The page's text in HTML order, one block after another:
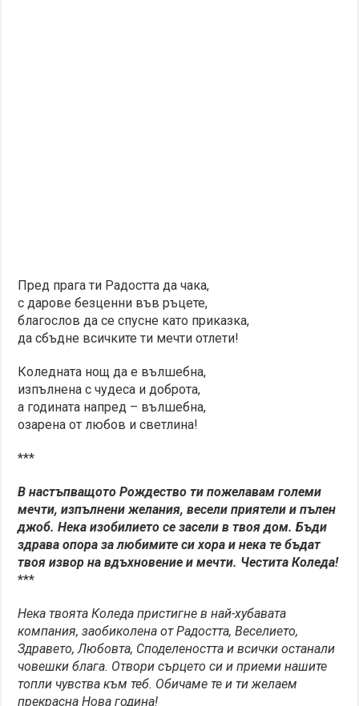
Пред прага ти Радостта да чака,
с дарове безценни във ръцете,
благослов да се спусне като приказка,
да сбъдне всичките ти мечти отлети!
Коледната нощ да е вълшебна,
изпълнена с чудеса и доброта,
а годината напред – вълшебна,
озарена от любов и светлина!
***
В настъпващото Рождество ти пожелавам големи
мечти, изпълнени желания, весели приятели и пълен
джоб. Нека изобилието се засели в твоя дом. Бъди
здрава опора за любимите си хора и нека те бъдат
твоя извор на вдъхновение и мечти. Честита Коледа!
***
Нека твоята Коледа пристигне в най-хубавата
компания, заобиколена от Радостта, Веселието,
Здравето, Любовта, Споделеността и всички останали
човешки блага. Отвори сърцето си и приеми нашите
топли чувства към теб. Обичаме те и ти желаем
прекрасна Нова година!